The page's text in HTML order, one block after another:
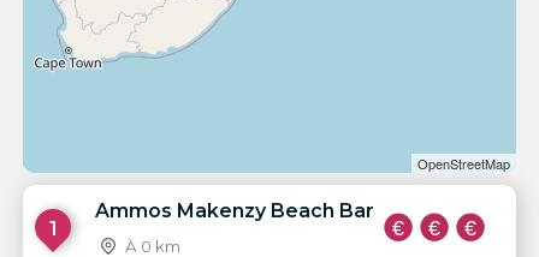
OpenStreetMap
1
Ammos Makenzy Beach Bar
À 0 km